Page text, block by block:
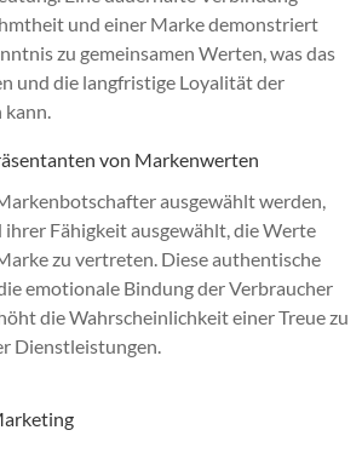
und einer Marke demonstriert
zu gemeinsamen Werten, was das
und die langfristige Loyalität der
von Markenwerten
ausgewählt werden,
Fähigkeit ausgewählt, die Werte
zu vertreten. Diese authentische
emotionale Bindung der Verbraucher
die Wahrscheinlichkeit einer Treue zu
Dienstleistungen.